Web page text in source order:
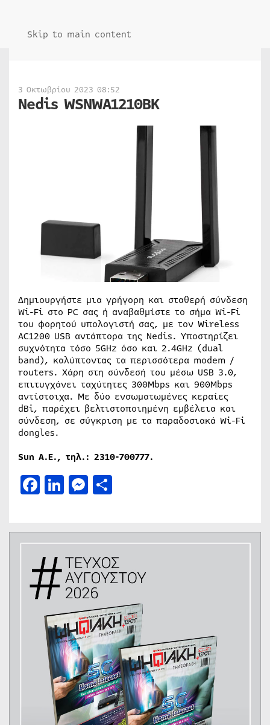
Skip to main content
3 Οκτωβρίου 2023 08:52
Nedis WSNWA1210BK
Δημιουργήστε μια γρήγορη και σταθερή σύνδεση
Wi-Fi στο PC σας ή αναβαθμίστε το σήμα Wi-Fi
του φορητού υπολογιστή σας, με τον Wireless
AC1200 USB αντάπτορα της Nedis. Υποστηρίζει
συχνότητα τόσο 5GHz όσο και 2.4GHz (dual
band), καλύπτοντας τα περισσότερα modem /
routers. Χάρη στη σύνδεσή του μέσω USB 3.0,
επιτυγχάνει ταχύτητες 300Mbps και 900Mbps
αντίστοιχα. Με δύο ενσωματωμένες κεραίες
dBi, παρέχει βελτιστοποιημένη εμβέλεια και
σύνδεση, σε σύγκριση με τα παραδοσιακά Wi-Fi
dongles.
Sun Α.Ε., τηλ.: 2310-700777.
Facebook
LinkedIn
Messenger